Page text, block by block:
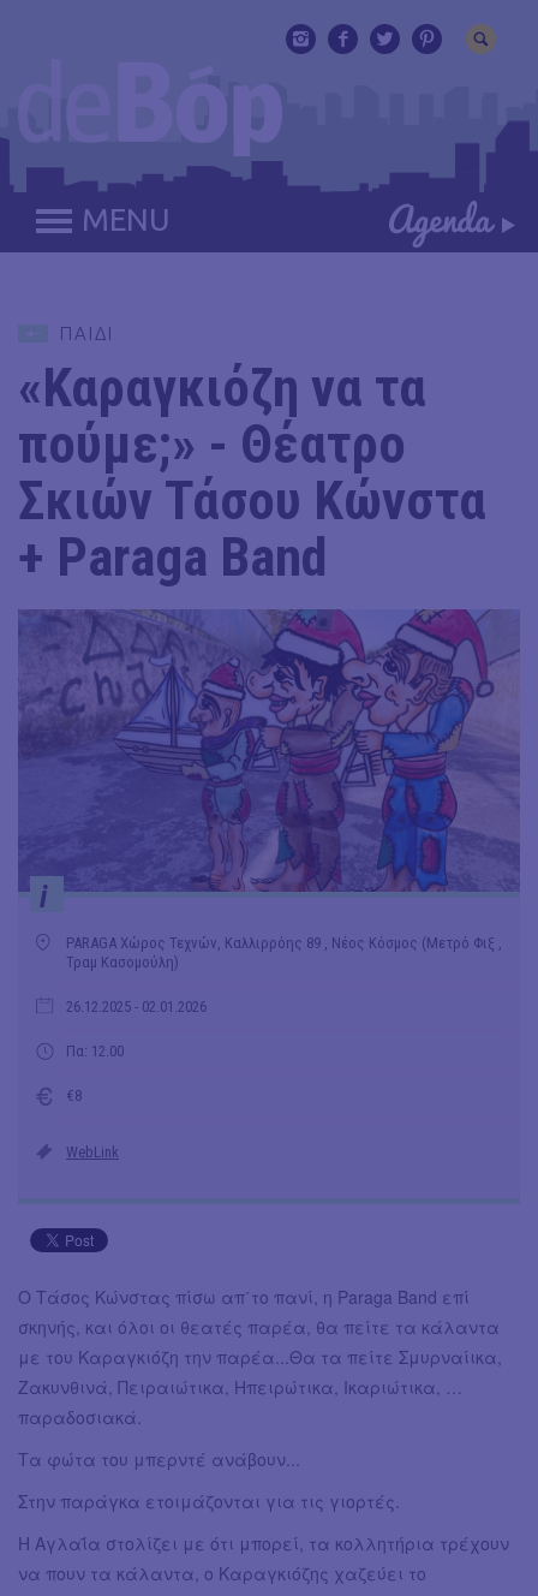
MENU
ΠΑΙΔΙ
«Καραγκιόζη να τα
πούμε;» - Θέατρο
Σκιών Τάσου Κώνστα
+ Paraga Band
i
PARAGA Χώρος Τεχνών, Kαλλιρρόης 89 , Νέος Κόσμος (Μετρό Φιξ ,
Τραμ Κασομούλη)
26.12.2025 - 02.01.2026
Πα: 12.00
€8
WebLink
Ο Τάσος Κώνστας πίσω απ΄το πανί, η Paraga Band επί
σκηνής, και όλοι οι θεατές παρέα, θα πείτε τα κάλαντα
με του Καραγκιόζη την παρέα...Θα τα πείτε Σμυρναίικα,
Ζακυνθινά, Πειραιώτικα, Ηπειρώτικα, Ικαριώτικα, …
παραδοσιακά.
Τα φώτα του μπερντέ ανάβουν...
Στην παράγκα ετοιμάζονται για τις γιορτές.
Η Αγλαΐα στολίζει με ότι μπορεί, τα κολλητήρια τρέχουν
να πουν τα κάλαντα, ο Καραγκιόζης χαζεύει το